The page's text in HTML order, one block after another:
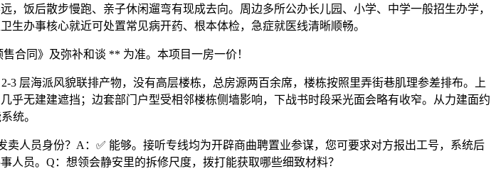
饭后散步慢跑、亲子休闲遛弯有现成去向。周边多所公办长儿园、小学、中学一般招生办学，
办事核心就近可处置常见病开药、根本体检，急症就医线清晰顺畅。
同》及弥补和谈 ** 为准。本项目一房一价！
层海派风貌联排产物，没有高层楼栋，总房源两百余席，楼栋按照里弄街巷肌理参差排布。上
无建建遮挡；边套部门户型受相邻楼栋侧墙影响，下战书时段采光面会略有收窄。从力建面约
统。
员身份？A：✅ 能够。接听专线均为开辟商曲聘置业参谋，您可要求对方报出工号，系统后
员。Q：想领会静安里的拆修尺度，拨打能获取哪些细致材料？